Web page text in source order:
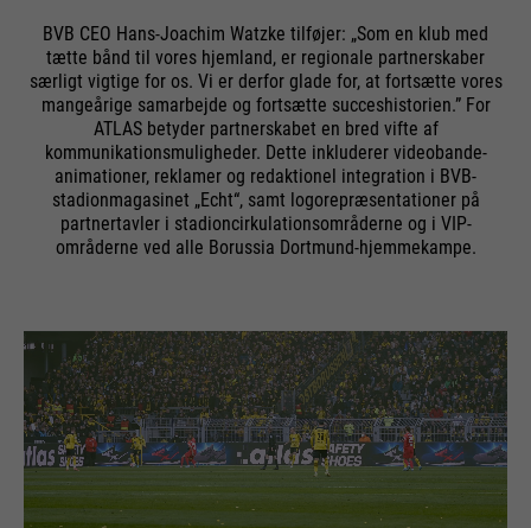
BVB CEO Hans-Joachim Watzke tilføjer: „Som en klub med
tætte bånd til vores hjemland, er regionale partnerskaber
særligt vigtige for os. Vi er derfor glade for, at fortsætte vores
mangeårige samarbejde og fortsætte succeshistorien.” For
ATLAS betyder partnerskabet en bred vifte af
kommunikationsmuligheder. Dette inkluderer videobande-
animationer, reklamer og redaktionel integration i BVB-
stadionmagasinet „Echt“, samt logorepræsentationer på
partnertavler i stadioncirkulationsområderne og i VIP-
områderne ved alle Borussia Dortmund-hjemmekampe.